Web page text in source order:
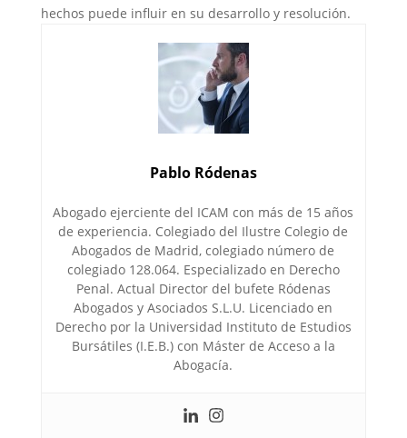
hechos puede influir en su desarrollo y resolución.
Pablo Ródenas
Abogado ejerciente del ICAM con más de 15 años
de experiencia. Colegiado del Ilustre Colegio de
Abogados de Madrid, colegiado número de
colegiado 128.064. Especializado en Derecho
Penal. Actual Director del bufete Ródenas
Abogados y Asociados S.L.U. Licenciado en
Derecho por la Universidad Instituto de Estudios
Bursátiles (I.E.B.) con Máster de Acceso a la
Abogacía.